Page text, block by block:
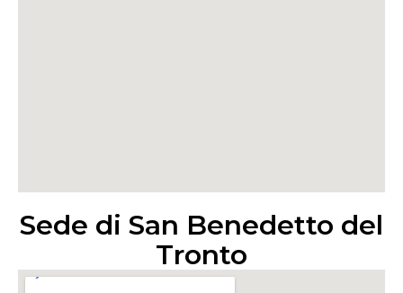
Sede di San Benedetto del
Tronto